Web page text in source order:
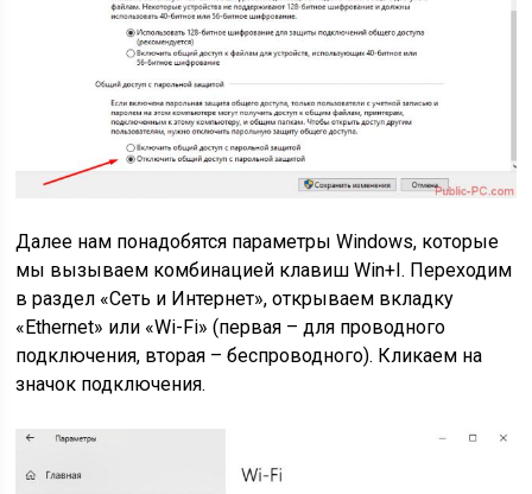
Далее нам понадобятся параметры Windows, которые
мы вызываем комбинацией клавиш Win+I. Переходим
в раздел «Сеть и Интернет», открываем вкладку
«Ethernet» или «Wi-Fi» (первая – для проводного
подключения, вторая – беспроводного). Кликаем на
значок подключения.